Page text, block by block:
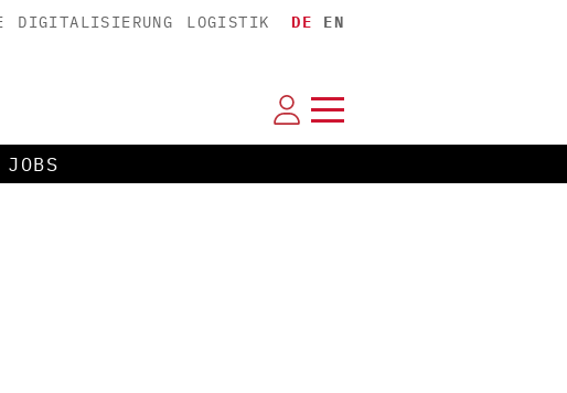
DIGITALISIERUNG LOGISTIK DE EN
JOBS